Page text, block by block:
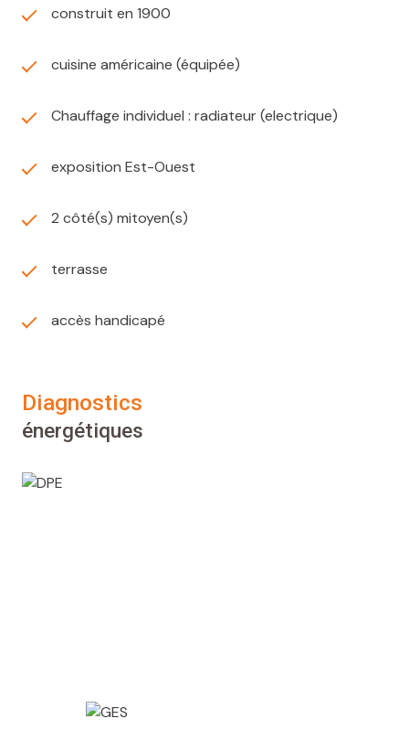
construit en 1900
cuisine américaine (équipée)
Chauffage individuel : radiateur (electrique)
exposition Est-Ouest
2 côté(s) mitoyen(s)
terrasse
accès handicapé
diagnostics
énergétiques